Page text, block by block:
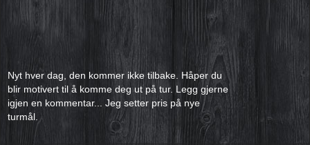
Nyt hver dag, den kommer ikke tilbake. Håper du
blir motivert til å komme deg ut på tur. Legg gjerne
igjen en kommentar... Jeg setter pris på nye
turmål.